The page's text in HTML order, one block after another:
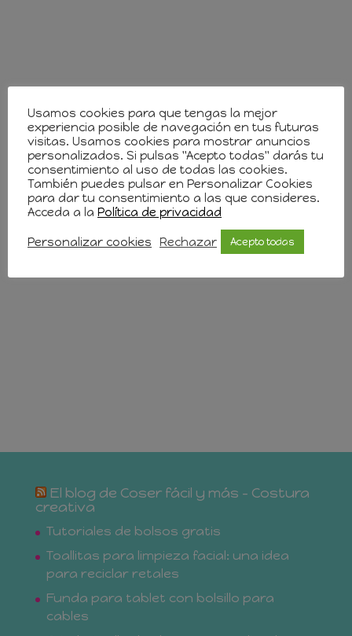
El blog de Coser fácil y más – Costura
creativa
Tutoriales de bolsos gratis
Toallitas para limpieza facial: una idea
para reciclar retales
Funda para tablet con bolsillo para
cables
Usamos cookies para que tengas la mejor
experiencia posible de navegación en tus futuras
visitas. Usamos cookies para mostrar anuncios
personalizados. Si pulsas "Acepto todas" darás tu
consentimiento al uso de todas las cookies.
También puedes pulsar en Personalizar Cookies
para dar tu consentimiento a las que consideres.
Acceda a la Política de privacidad
Personalizar cookies Rechazar Acepto todas